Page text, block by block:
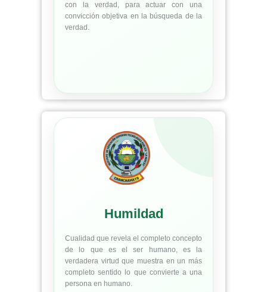
con la verdad, para actuar con una
convicción objetiva en la búsqueda de la
verdad.
Humildad
Cualidad que revela el completo concepto
de lo que es el ser humano, es la
verdadera virtud que muestra en un más
completo sentido lo que convierte a una
persona en humano.